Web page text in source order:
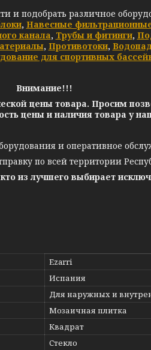
и подобрать различное
, Навесные
канала, Трубы и фитинги,
, Противотоки,
для спортивных
Внимание!!!
цены товара. Просим
цены и наличия товара у
и оперативное
по всей территории
из лучшего выбирает
Ezarri
Испания
Для наружных и
Мозаичная плитка
Квадрат
Стекло